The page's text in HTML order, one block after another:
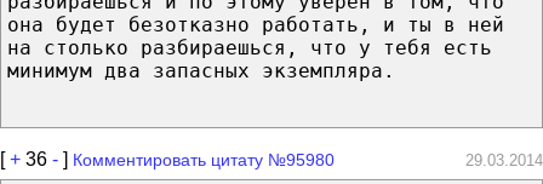
она будет безотказно работать, и ты в ней
на столько разбираешься, что у тебя есть
минимум два запасных экземпляра.
[+ 36 - ] Комментировать цитату №95980 29.03.2014